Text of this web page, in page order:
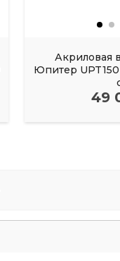
Акриловая
Юпитер
49